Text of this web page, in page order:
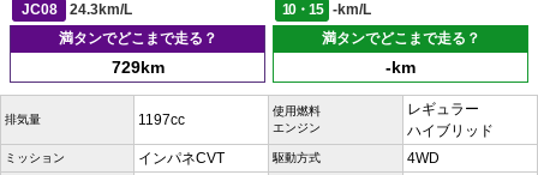
JC08
24.3km/L 10・15
-km/L
満タンでどこまで走る？
729km
満タンでどこまで走る？
-km
排気量 1197cc
使用燃料
エンジン
レギュラー
ハイブリッド
ミッション インパネCVT 駆動方式 4WD